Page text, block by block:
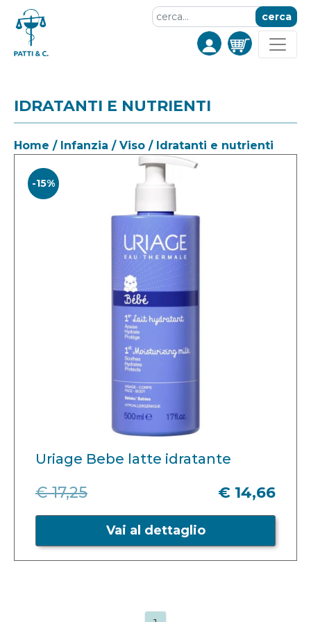
cerca
IDRATANTI E NUTRIENTI
Home / Infanzia / Viso / Idratanti e nutrienti
-15%
Uriage Bebe latte idratante
€ 17,25 € 14,66
Vai al dettaglio